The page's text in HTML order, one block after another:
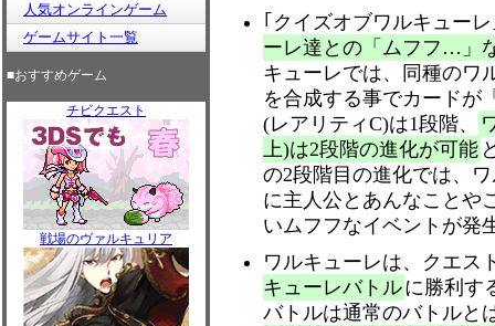
人気オンラインゲーム
ゲームサイト一覧
■おすすめゲーム
チビクエスト
戦場のヴァルキュリア
｢クイズオブワルキュー
ーレ達との「ムフフ…」
キューレでは、同種のワ
を合成する事でカードが
(レアリティC)は1段階、
上)は2段階の進化が可能
の2段階目の進化では、
に主人公とあんなことや
いムフフなイベントが発
ワルキューレは、クエス
キューレバトルに勝利す
バトルは通常のバトルと